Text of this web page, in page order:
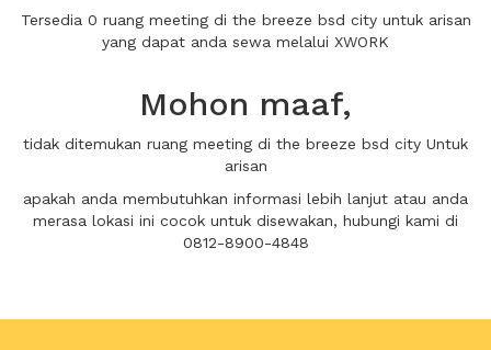
Tersedia 0 ruang meeting di the breeze bsd city untuk arisan
yang dapat anda sewa melalui XWORK
Mohon maaf,
tidak ditemukan ruang meeting di the breeze bsd city Untuk
arisan
apakah anda membutuhkan informasi lebih lanjut atau anda
merasa lokasi ini cocok untuk disewakan, hubungi kami di
0812-8900-4848